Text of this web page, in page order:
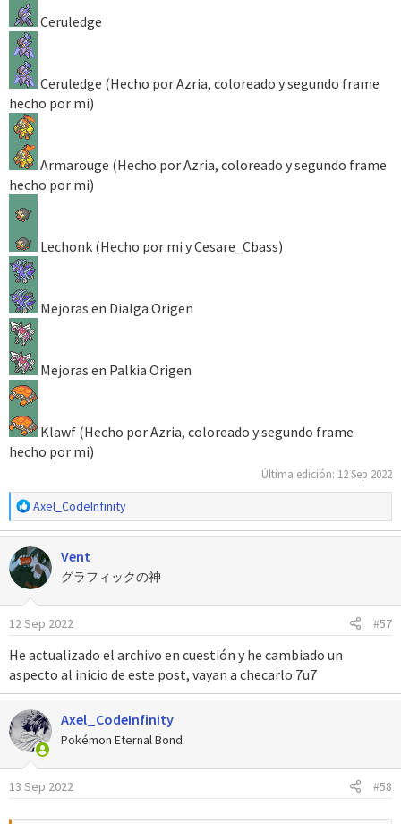
Ceruledge
Ceruledge (Hecho por Azria, coloreado y segundo frame
hecho por mi)
Armarouge (Hecho por Azria, coloreado y segundo frame
hecho por mi)
Lechonk (Hecho por mi y Cesare_Cbass)
Mejoras en Dialga Origen
Mejoras en Palkia Origen
Klawf (Hecho por Azria, coloreado y segundo frame
hecho por mi)
Última edición: 12 Sep 2022
R
e
a
c
c
i
o
n
s
:
Axel_CodeInfinity
Vent
グラフィックの神
12 Sep 2022 #57
He actualizado el archivo en cuestión y he cambiado un
aspecto al inicio de este post, vayan a checarlo 7u7
Axel_CodeInfinity
Pokémon Eternal Bond
13 Sep 2022 #58